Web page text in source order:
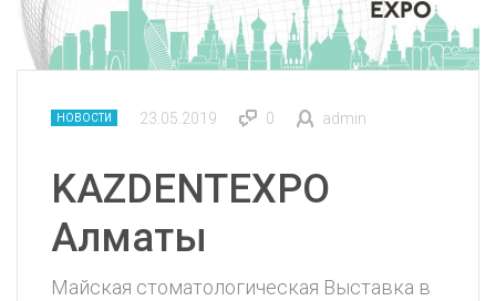
НОВОСТИ 23.05.2019 0 admin
KAZDENTEXPO
Алматы
Майская стоматологическая Выставка в